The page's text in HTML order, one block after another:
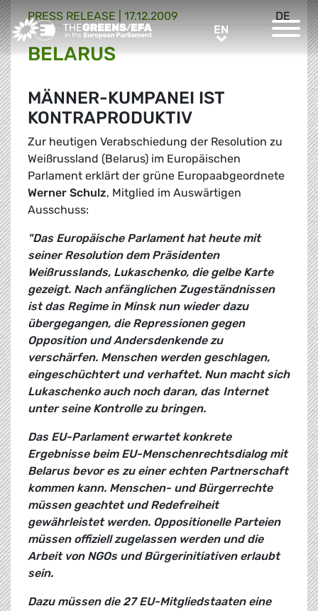
Greens/EFA Home ENEN
DE
PRESS RELEASE 17.12.2009
BELARUS
MÄNNER-KUMPANEI IST
KONTRAPRODUKTIV
Zur heutigen Verabschiedung der Resolution zu
Weißrussland (Belarus) im Europäischen
Parlament erklärt der grüne Europaabgeordnete
Werner Schulz, Mitglied im Auswärtigen
Ausschuss:
"Das Europäische Parlament hat heute mit
seiner Resolution dem Präsidenten
Weißrusslands, Lukaschenko, die gelbe Karte
gezeigt. Nach anfänglichen Zugeständnissen
ist das Regime in Minsk nun wieder dazu
übergegangen, die Repressionen gegen
Opposition und Andersdenkende zu
verschärfen. Menschen werden geschlagen,
eingeschüchtert und verhaftet. Nun macht sich
Lukaschenko auch noch daran, das Internet
unter seine Kontrolle zu bringen.
Das EU-Parlament erwartet konkrete
Ergebnisse beim EU-Menschenrechtsdialog mit
Belarus bevor es zu einer echten Partnerschaft
kommen kann. Menschen- und Bürgerrechte
müssen geachtet und Redefreiheit
gewährleistet werden. Oppositionelle Parteien
müssen offiziell zugelassen werden und die
Arbeit von NGOs und Bürgerinitiativen erlaubt
sein.
Dazu müssen die 27 EU-Mitgliedstaaten eine